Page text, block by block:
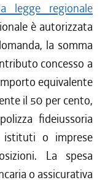
legge regionale
è autorizzata
la somma
concesso a
equivalente
il 50 per cento,
fideiussoria
istituti o imprese
La spesa
o assicurativa